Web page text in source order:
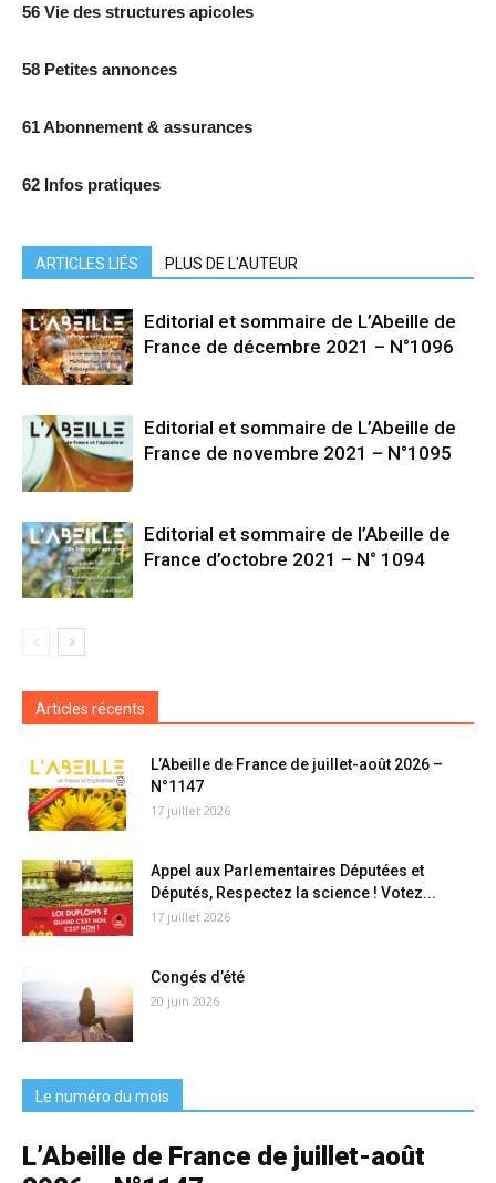
56 Vie des structures apicoles
58 Petites annonces
61 Abonnement & assurances
62 Infos pratiques
ARTICLES LIÉS PLUS DE L'AUTEUR
Editorial et sommaire de L’Abeille de
France de décembre 2021 – N°1096
Editorial et sommaire de L’Abeille de
France de novembre 2021 – N°1095
Editorial et sommaire de l’Abeille de
France d’octobre 2021 – N° 1094
Articles récents
L’Abeille de France de juillet-août 2026 –
N°1147
17 juillet 2026
Appel aux Parlementaires Députées et
Députés, Respectez la science ! Votez...
17 juillet 2026
Congés d’été
20 juin 2026
Le numéro du mois
L’Abeille de France de juillet-août